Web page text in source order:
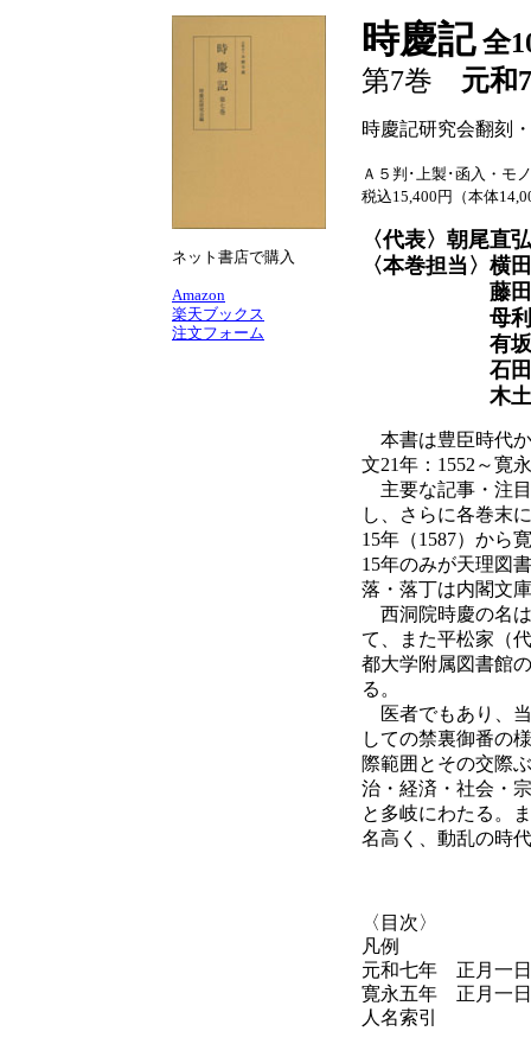
ネット書店で購入
Amazon
楽天ブックス
注文フォーム
時慶記 全
第7巻 元和
時慶記研究会翻刻
Ａ５判･上製･函入・モ
税込15,400円（本体
〈代表〉朝尾直弘
〈本巻担当〉横
藤田恒
母利美
有坂道
石田
木土博
本書は豊臣時代
文21年：1552～寛
主要な記事・注
し、さらに各巻末
15年（1587）から
15年のみが天理図
落・落丁は内閣文
西洞院時慶の名
て、また平松家（
都大学附属図書館
る。
医者でもあり、
しての禁裏御番の
際範囲とその交際
治・経済・社会・
と多岐にわたる。
名高く、動乱の時
〈目次〉
凡例
元和七年 正月一
寛永五年 正月一
人名索引